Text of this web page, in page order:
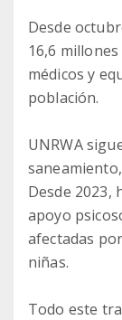
Desde
16,6
médicos y
población.
UNRWA
Desde 2023,
apoyo
afectadas
niñas.
Todo este